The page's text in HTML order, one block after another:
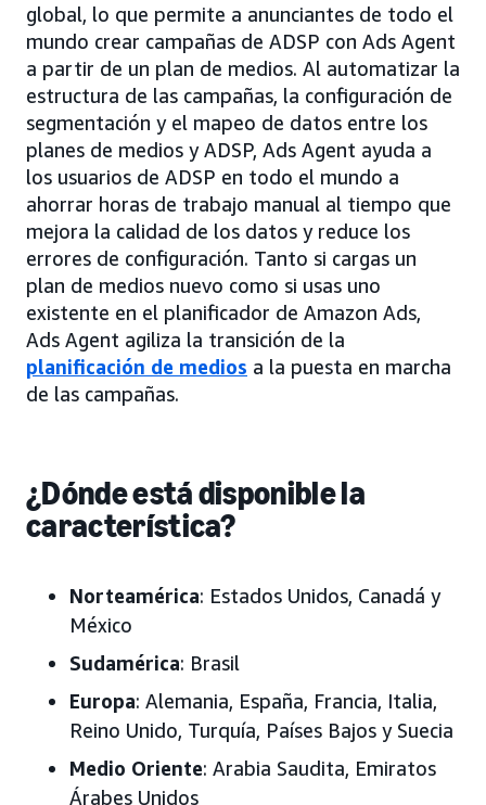
global, lo que permite a anunciantes de todo el
mundo crear campañas de ADSP con Ads Agent
a partir de un plan de medios. Al automatizar la
estructura de las campañas, la configuración de
segmentación y el mapeo de datos entre los
planes de medios y ADSP, Ads Agent ayuda a
los usuarios de ADSP en todo el mundo a
ahorrar horas de trabajo manual al tiempo que
mejora la calidad de los datos y reduce los
errores de configuración. Tanto si cargas un
plan de medios nuevo como si usas uno
existente en el planificador de Amazon Ads,
Ads Agent agiliza la transición de la
planificación de medios a la puesta en marcha
de las campañas.
¿Dónde está disponible la
característica?
Norteamérica: Estados Unidos, Canadá y
México
Sudamérica: Brasil
Europa: Alemania, España, Francia, Italia,
Reino Unido, Turquía, Países Bajos y Suecia
Medio Oriente: Arabia Saudita, Emiratos
Árabes Unidos